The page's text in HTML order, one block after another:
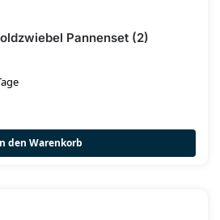
Pannenset (2)
den Warenkorb